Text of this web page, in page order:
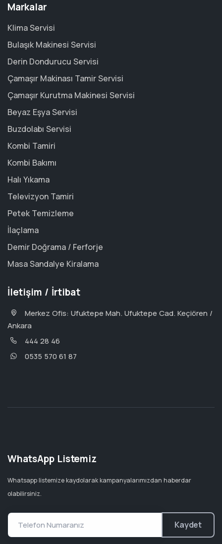
Markalar
Klima Servisi
Bulaşık Makinesi Servisi
Derin Dondurucu Servisi
Çamaşır Makinası Tamir Servisi
Çamaşır Kurutma Makinesi Servisi
Beyaz Eşya Servisi
Buzdolabı Servisi
Kombi Tamiri
Kombi Bakımı
Halı Yıkama
Televizyon Tamiri
Petek Temizleme
İlaçlama
Demir Doğrama / Ferforje
Masa Sandalye Kiralama
İletişim / İrtibat
Merkez Ofis: Ufuktepe Mah. Ufuktepe Cad. Keçiören /
Ankara
444 28 46
0535 570 61 87
WhatsApp Listemiz
Whatsapp listemize kaydolarak kampanyalarımızdan haberdar
olabilirsiniz.
Kaydet